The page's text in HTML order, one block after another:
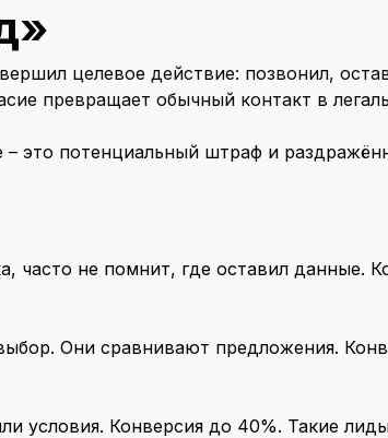
целевое действие: позвонил,
превращает обычный контакт в
это потенциальный штраф и
часто не помнит, где оставил данные.
Они сравнивают предложения.
условия. Конверсия до 40%. Такие